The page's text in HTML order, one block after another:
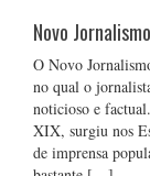
Novo Jornalismo
O Novo
no qual o
noticioso e
XIX, surgiu nos
de imprensa